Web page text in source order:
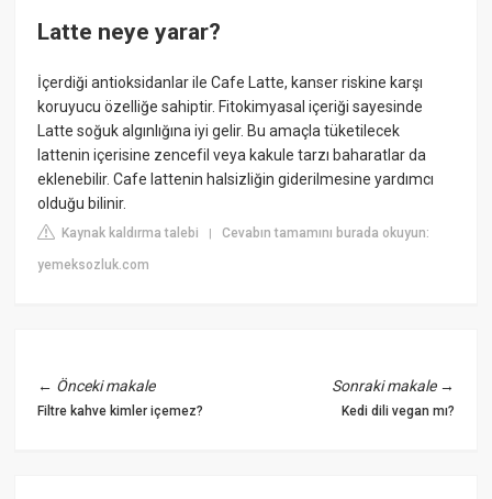
Latte neye yarar?
İçerdiği antioksidanlar ile Cafe Latte, kanser riskine karşı
koruyucu özelliğe sahiptir. Fitokimyasal içeriği sayesinde
Latte soğuk algınlığına iyi gelir. Bu amaçla tüketilecek
lattenin içerisine zencefil veya kakule tarzı baharatlar da
eklenebilir. Cafe lattenin halsizliğin giderilmesine yardımcı
olduğu bilinir.
Kaynak kaldırma talebi |Cevabın tamamını burada okuyun:
yemeksozluk.com
← Önceki makale
Filtre kahve kimler içemez?
Sonraki makale→
Kedi dili vegan mı?